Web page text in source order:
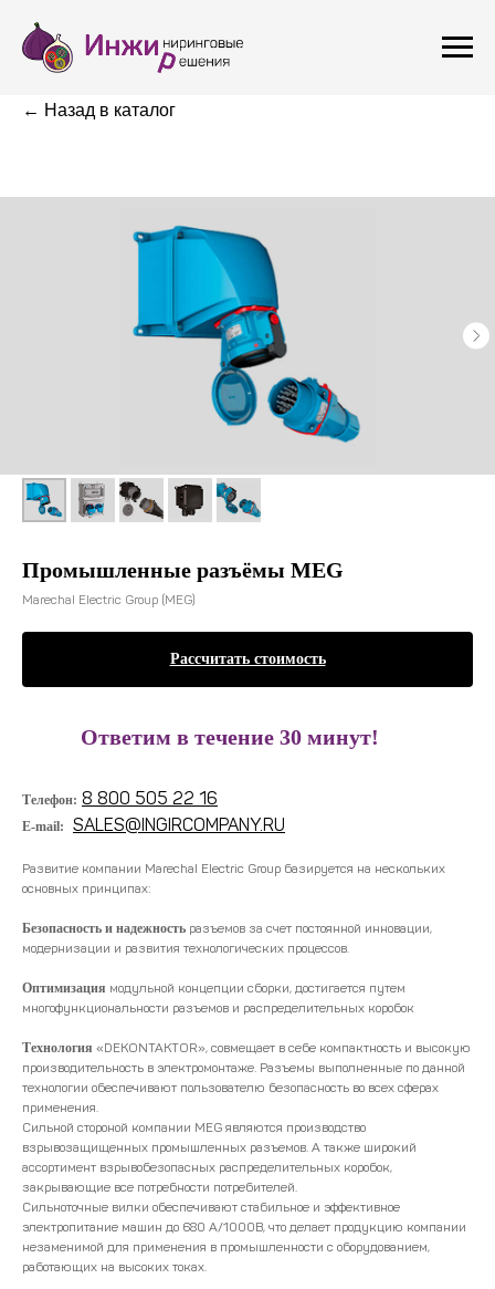
← Назад в каталог
Промышленные разъёмы MEG
Marechal Electric Group (MEG)
Рассчитать стоимость
Ответим в течение 30 минут!
Телефон: 8 800 505 22 16
E-mail: SALES@INGIRCOMPANY.RU
Развитие компании Marechal Electric Group базируется на нескольких
основных принципах:
Безопасность и надежность разъемов за счет постоянной инновации,
модернизации и развития технологических процессов.
Оптимизация модульной концепции сборки, достигается путем
многофункциональности разъемов и распределительных коробок
Технология «DEKONTAKTOR», совмещает в себе компактность и высокую
производительность в электромонтаже. Разъемы выполненные по данной
технологии обеспечивают пользователю безопасность во всех сферах
применения.
Сильной стороной компании MEG являются производство
взрывозащищенных промышленных разъемов. А также широкий
ассортимент взрывобезопасных распределительных коробок,
закрывающие все потребности потребителей.
Сильноточные вилки обеспечивают стабильное и эффективное
электропитание машин до 680 А/1000В, что делает продукцию компании
незаменимой для применения в промышленности с оборудованием,
работающих на высоких токах.